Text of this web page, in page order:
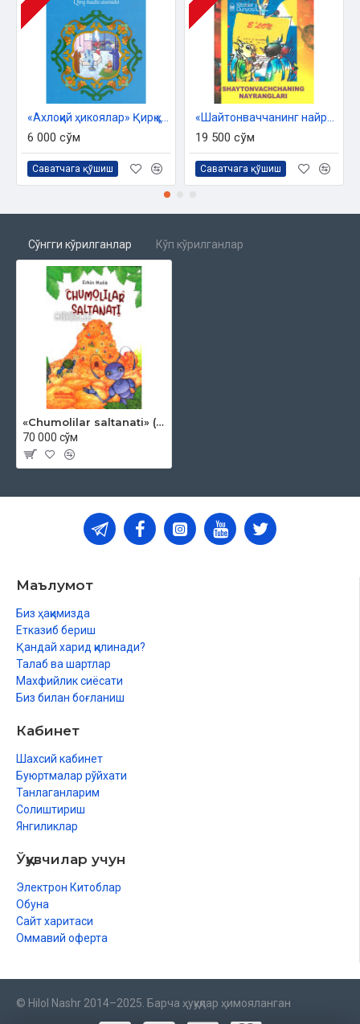
6 000 сўм
Саватчага қўшиш
19 500 сўм
Саватчага қўшиш
Сўнгги кўрилганлар Кўп кўрилганлар
«Chumolilar saltanati» (qattiq muqova)
70 000 сўм
Маълумот
Биз ҳақимизда
Етказиб бериш
Қандай харид қилинади?
Талаб ва шартлар
Махфийлик сиёсати
Биз билан боғланиш
Кабинет
Шахсий кабинет
Буюртмалар рўйхати
Танлаганларим
Солиштириш
Янгиликлар
Ўқувчилар учун
Электрон Китоблар
Обуна
Сайт харитаси
Оммавий оферта
© Hilol Nashr 2014–2025. Барча ҳуқуқлар ҳимояланган